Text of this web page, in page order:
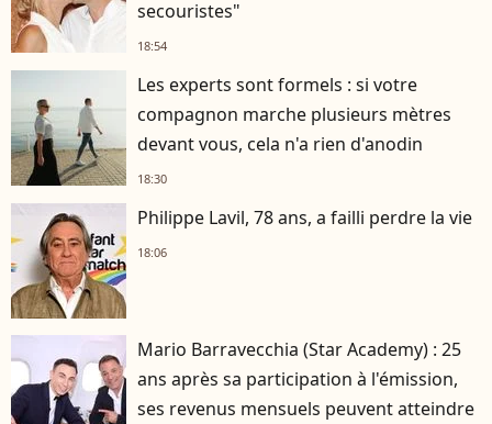
secouristes"
18:54
Les experts sont formels : si votre
compagnon marche plusieurs mètres
devant vous, cela n'a rien d'anodin
18:30
Philippe Lavil, 78 ans, a failli perdre la vie
18:06
Mario Barravecchia (Star Academy) : 25
ans après sa participation à l'émission,
ses revenus mensuels peuvent atteindre